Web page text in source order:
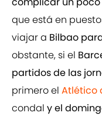
que está en
viajar a Bilbao
obstante, si el
partidos de las
primero el Atlético
condal y el